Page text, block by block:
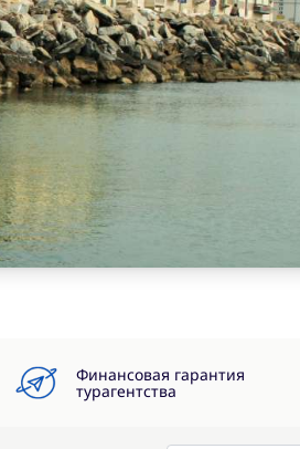
Финансовая гарантия
турагентства